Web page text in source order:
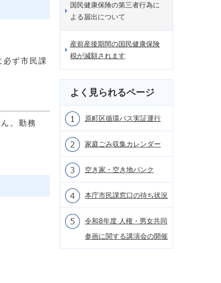
ず市民課
。勤務
国民健康保険の第三者行為に
よる届出について
産前産後期間の国民健康保険
税が減額されます
よく見られるページ
原町区循環バス実証運行
家庭ごみ収集カレンダー
空き家・空き地バンク
本庁市民課窓口の待ち状況
令和8年度 人権・男女共同
参画に関する講演会の開催